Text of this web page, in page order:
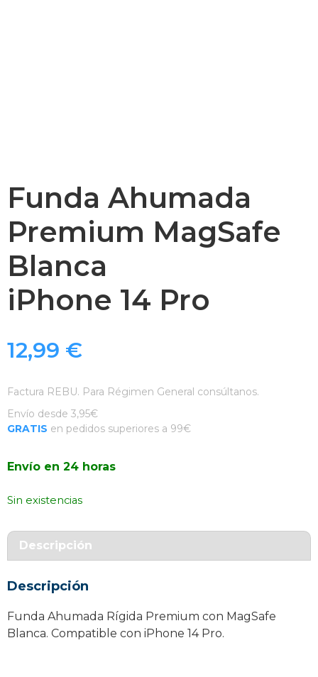
Funda Ahumada
Premium MagSafe
Blanca
iPhone 14 Pro
12,99 €
Factura REBU. Para Régimen General consúltanos.
Envío desde 3,95€
GRATIS en pedidos superiores a 99€
Envío en 24 horas
Sin existencias
Descripción
Descripción
Funda Ahumada Rígida Premium con MagSafe
Blanca. Compatible con iPhone 14 Pro.